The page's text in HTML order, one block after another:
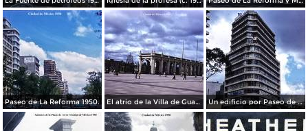
Paseo de La Reforma 1950. El atrio de la Villa de Guadalupe 1950. Un edificio por Paseo de La Reforma 1950